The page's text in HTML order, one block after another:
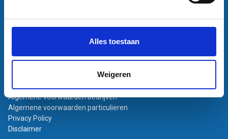
Alles toestaan
Weigeren
Bestand laten opmaken
Algemene voorwaarden bedrijven
Algemene voorwaarden particulieren
Privacy Policy
Disclaimer